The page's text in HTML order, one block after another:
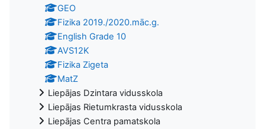
GEO
Fizika 2019./2020.māc.g.
English Grade 10
AVS12K
Fizika Zigeta
MatZ
Liepājas Dzintara vidusskola
Liepājas Rietumkrasta vidusskola
Liepājas Centra pamatskola